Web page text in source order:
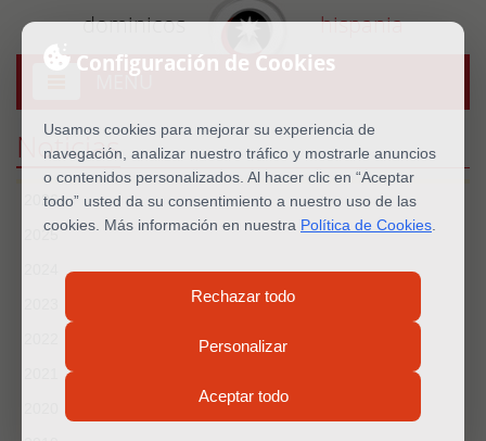
Configuración de Cookies
Usamos cookies para mejorar su experiencia de
navegación, analizar nuestro tráfico y mostrarle anuncios
o contenidos personalizados. Al hacer clic en “Aceptar
todo” usted da su consentimiento a nuestro uso de las
cookies. Más información en nuestra Política de Cookies
Rechazar todo
Personalizar
Aceptar todo
dominicos hispania
MENU
Noticias
2026
2025